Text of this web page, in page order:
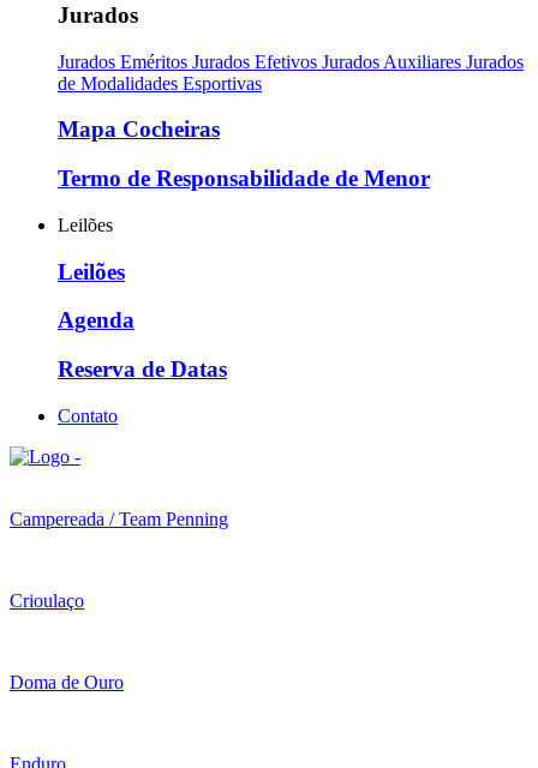
Jurados
Jurados Eméritos Jurados Efetivos Jurados Auxiliares Jurados
de Modalidades Esportivas
Mapa Cocheiras
Termo de Responsabilidade de Menor
Leilões
Leilões
Agenda
Reserva de Datas
Contato
Campereada / Team Penning
Crioulaço
Doma de Ouro
Enduro